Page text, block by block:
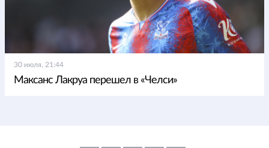
30 июля, 21:44
Максанс Лакруа перешел в «Челси»